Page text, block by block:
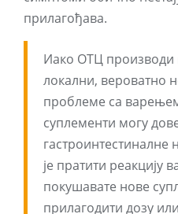
прилагођава.
Иако ОТЦ производи
локални, вероватно
проблеме са
суплементи могу
гастроинтестиналне
је пратити реакцију
покушавате нове
прилагодити дозу